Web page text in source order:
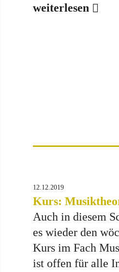
weiterlesen
12.12.2019
Kurs:
Auch in diesem
es wieder den
Kurs im Fach
ist offen für alle